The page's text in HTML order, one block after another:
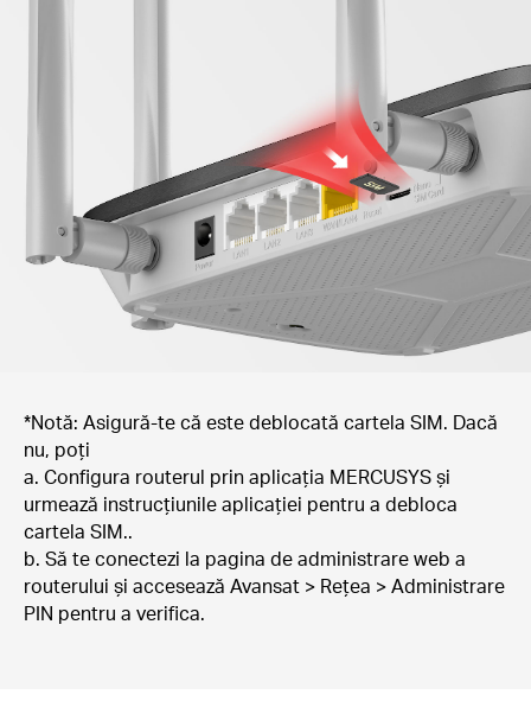
*Notă: Asigură-te că este deblocată cartela SIM. Dacă
nu, poți
a. Configura routerul prin aplicația MERCUSYS și
urmează instrucțiunile aplicației pentru a debloca
cartela SIM..
b. Să te conectezi la pagina de administrare web a
routerului și accesează Avansat > Rețea > Administrare
PIN pentru a verifica.